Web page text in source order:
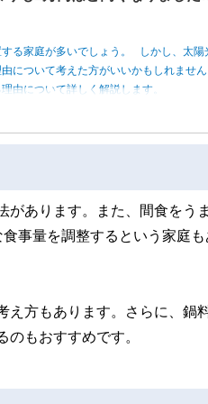
る家庭が多いでしょう。 しかし、太陽
について考えた方がいいかもしれませ
由について詳しく解説します。
があります。また、間食をう
事量を調整するという家庭も
え方もあります。さらに、鍋
もおすすめです。